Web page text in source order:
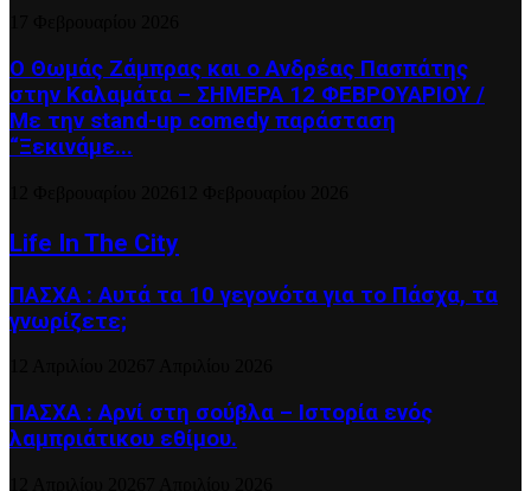
Ο Θωμάς Ζάμπρας και ο Ανδρέας Πασπάτης
στην Καλαμάτα – ΣΗΜΕΡΑ 12 ΦΕΒΡΟΥΑΡΙΟΥ /
Με την stand-up comedy παράσταση
“Ξεκινάμε...
Life In The City
ΠΑΣΧΑ : Αυτά τα 10 γεγονότα για το Πάσχα, τα
γνωρίζετε;
ΠΑΣΧΑ : Αρνί στη σούβλα – Ιστορία ενός
λαμπριάτικου εθίμου.